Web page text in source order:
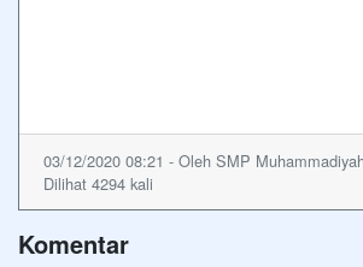
03/12/2020 08:21 - Oleh SMP
Dilihat 4294 kali
Komentar